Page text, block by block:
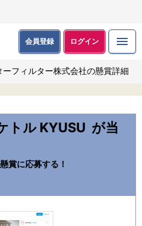
会員登録 ログイン
ーフィルター株式会社の懸賞詳細
ル KYUSU が当
賞に応募する！